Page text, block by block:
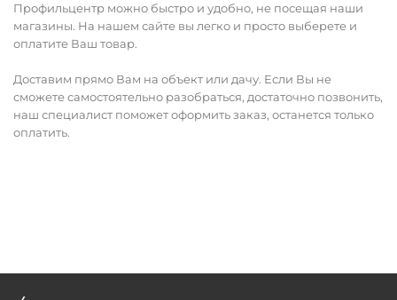
Профильцентр можно быстро и удобно, не посещая наши
магазины. На нашем сайте вы легко и просто выберете и
оплатите Ваш товар.
Доставим прямо Вам на объект или дачу. Если Вы не
сможете самостоятельно разобраться, достаточно позвонить,
наш специалист поможет оформить заказ, останется только
оплатить.